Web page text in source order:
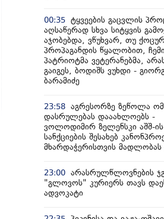
00:35 ტყვეების გაცვლის
აღსაწერად სხვა სიტყვის
აჯობებდა, ვწუხვარ, თუ
პროპაგანდის წყალობით,
პატრიოტმა ვეტერანებმა,
გაიგეს, ბოდიშს ვუხდი -
ბარამიძე
23:58 აგრესორზე ზეწოლა
დასრულებას დააახლოებს -
ვოლოდიმირ ზელენსკი აშშ-ის
სანქციების შესახებ
მხარდაჭერისთვის მადლობას
23:00 არასრულწლოვნების
"გლოვოს" კურიერს თავს
ადვოკატი